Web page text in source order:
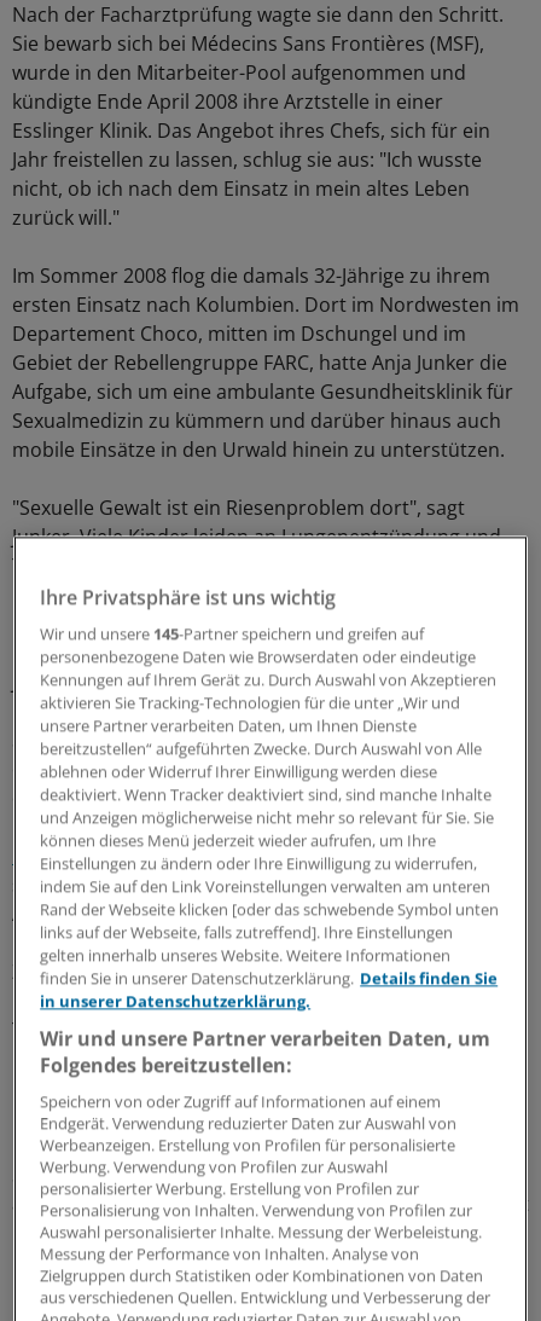
Nach der Facharztprüfung wagte sie dann den Schritt.
Sie bewarb sich bei Médecins Sans Frontières (MSF),
wurde in den Mitarbeiter-Pool aufgenommen und
kündigte Ende April 2008 ihre Arztstelle in einer
Esslinger Klinik. Das Angebot ihres Chefs, sich für ein
Jahr freistellen zu lassen, schlug sie aus: "Ich wusste
nicht, ob ich nach dem Einsatz in mein altes Leben
zurück will."
Im Sommer 2008 flog die damals 32-Jährige zu ihrem
ersten Einsatz nach Kolumbien. Dort im Nordwesten im
Departement Choco, mitten im Dschungel und im
Gebiet der Rebellengruppe FARC, hatte Anja Junker die
Aufgabe, sich um eine ambulante Gesundheitsklinik für
Sexualmedizin zu kümmern und darüber hinaus auch
mobile Einsätze in den Urwald hinein zu unterstützen.
"Sexuelle Gewalt ist ein Riesenproblem dort", sagt
Junker. Viele Kinder leiden an Lungenentzündung und
Tuberkulose, HIV/Aids verbreitet sich zunehmend. "Wir
haben versucht, die Patienten an das nationale
Gesundheitssystem anzubinden", erzählt Junker.
Eineinhalb Jahre arbeitete sie in Kolumbien, ehe sie im
Januar 2010 zurückkam nach Deutschland.
Schon ein halbes Jahr später packte die Kinderärztin
erneut ihre Koffer: Diesmal ging es für neun Monate in
die Demokratische Republik Kongo, an die Grenze zu
Ruanda und Burundi, woMenschen in riesengroßen
Flüchtlingscamps lebenund die Lage alles andere als
sicher bezeichnet werden kann. "Da war mir vor dem
Abflug schon mulmig."
Zusammen mit bis zu sieben internationalen und
kongolesischen Kollegen arbeitete sie in einer Klinik. Das
Team kümmerte sich unter anderem um Erwachsene
mit Schuss- oder Machetenverletzungen, um Kinder mit
Lungenentzündung. Die hohe Kindersterblichkeit
machte Anja Junker zu schaffen. "Es gab viel Leid,
Sterben und Tod. Es gab Tage, da konnte ich nicht mehr
auf die Intensivstation gehen." Sechs Tage die Woche, oft
12 bis 14 Stunden arbeitete Anja Junker in der Klinik, "ich
kam ziemlich kaputt nach Hause".
Ihre Privatsphäre ist uns wichtig
Wir und unsere 145-Partner speichern und greifen auf
personenbezogene Daten wie Browserdaten oder eindeutige
Kennungen auf Ihrem Gerät zu. Durch Auswahl von Akzeptieren
aktivieren Sie Tracking-Technologien für die unter „Wir und
unsere Partner verarbeiten Daten, um Ihnen Dienste
bereitzustellen“ aufgeführten Zwecke. Durch Auswahl von Alle
ablehnen oder Widerruf Ihrer Einwilligung werden diese
deaktiviert. Wenn Tracker deaktiviert sind, sind manche Inhalte
und Anzeigen möglicherweise nicht mehr so relevant für Sie. Sie
können dieses Menü jederzeit wieder aufrufen, um Ihre
Einstellungen zu ändern oder Ihre Einwilligung zu widerrufen,
indem Sie auf den Link Voreinstellungen verwalten am unteren
Rand der Webseite klicken [oder das schwebende Symbol unten
links auf der Webseite, falls zutreffend]. Ihre Einstellungen
gelten innerhalb unseres Website. Weitere Informationen
finden Sie in unserer Datenschutzerklärung. Details finden Sie
in unserer Datenschutzerklärung.
Wir und unsere Partner verarbeiten Daten, um
Folgendes bereitzustellen:
Speichern von oder Zugriff auf Informationen auf einem
Endgerät. Verwendung reduzierter Daten zur Auswahl von
Werbeanzeigen. Erstellung von Profilen für personalisierte
Werbung. Verwendung von Profilen zur Auswahl
personalisierter Werbung. Erstellung von Profilen zur
Personalisierung von Inhalten. Verwendung von Profilen zur
Auswahl personalisierter Inhalte. Messung der Werbeleistung.
Messung der Performance von Inhalten. Analyse von
Zielgruppen durch Statistiken oder Kombinationen von Daten
aus verschiedenen Quellen. Entwicklung und Verbesserung der